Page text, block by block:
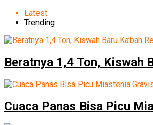
Latest
Trending
Beratnya 1,4 Ton, Kiswah
Cuaca Panas Bisa Picu